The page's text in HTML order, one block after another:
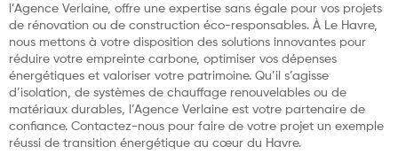
l’Agence Verlaine, offre une expertise sans égale pour vos projets
de rénovation ou de construction éco-responsables. À Le Havre,
nous mettons à votre disposition des solutions innovantes pour
réduire votre empreinte carbone, optimiser vos dépenses
énergétiques et valoriser votre patrimoine. Qu’il s’agisse
d’isolation, de systèmes de chauffage renouvelables ou de
matériaux durables, l’Agence Verlaine est votre partenaire de
confiance. Contactez-nous pour faire de votre projet un exemple
réussi de transition énergétique au cœur du Havre.